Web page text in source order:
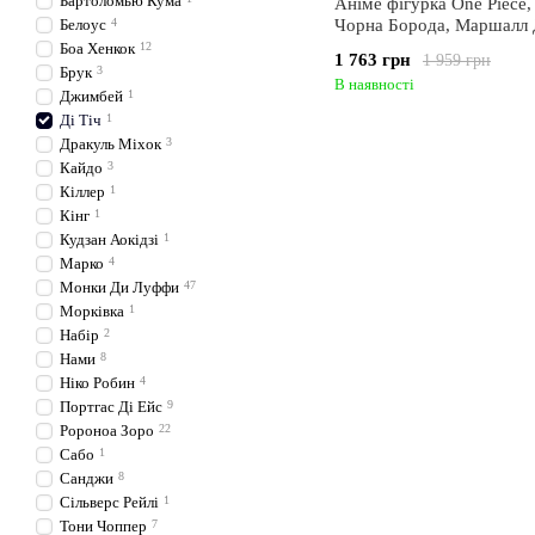
Чорна Борода, Маршалл
1 959 грн
1 763 грн
В наявності
Белоус 4
Боа Хенкок 12
Брук 3
Джимбей 1
Ді Тіч 1
Дракуль Міхок 3
Кайдо 3
Кіллер 1
Кінг 1
Кудзан Аокідзі 1
Марко 4
Монки Ди Луффи 47
Морківка 1
Набір 2
Нами 8
Ніко Робин 4
Портгас Ді Ейс 9
Ророноа Зоро 22
Сабо 1
Санджи 8
Сільверс Рейлі 1
Тони Чоппер 7